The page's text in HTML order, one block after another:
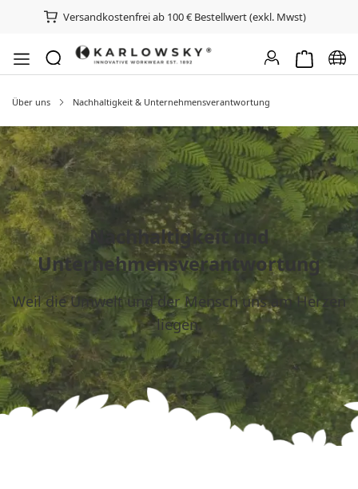
Versandkostenfrei ab 100 € Bestellwert (exkl. Mwst)
Über uns Nachhaltigkeit & Unternehmensverantwortung
Nachhaltigkeit und
Unternehmensverantwortung
Weil die Umwelt und der Mensch uns am Herzen
liegen.